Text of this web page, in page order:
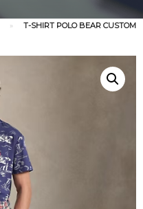
»
T-SHIRT POLO BEAR CUSTOM